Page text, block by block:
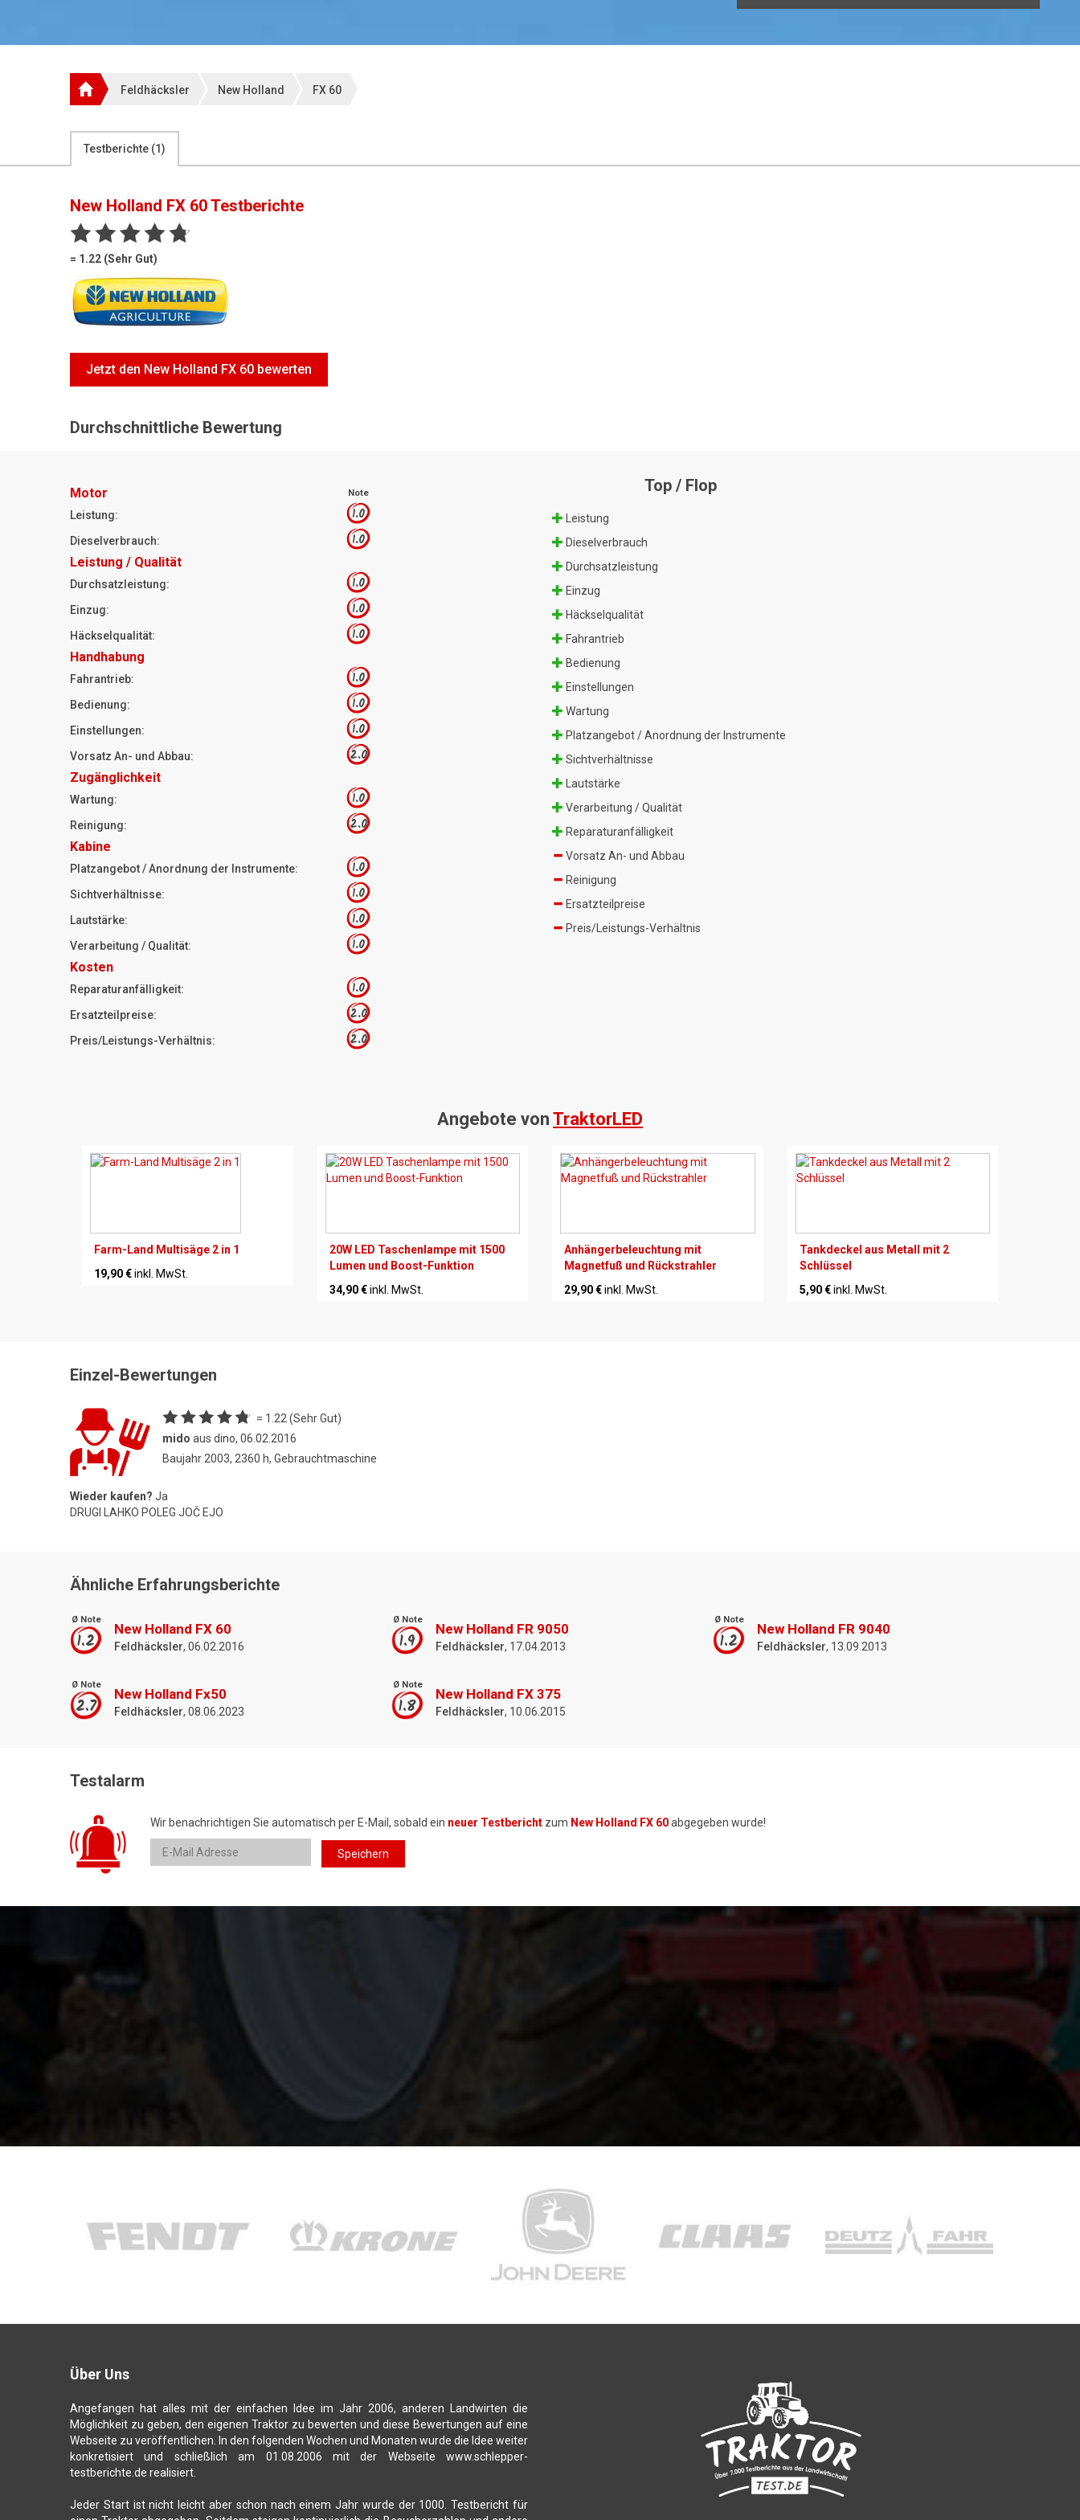
Feldhäcksler New Holland FX 60
Testberichte (1)
New Holland FX 60Testberichte
= 1.22 (Sehr Gut)
Jetzt den New Holland FX 60 bewerten
Durchschnittliche Bewertung
Motor Note
Leistung: 1.0
Dieselverbrauch: 1.0
Leistung / Qualität
Durchsatzleistung: 1.0
Einzug: 1.0
Häckselqualität: 1.0
Handhabung
Fahrantrieb: 1.0
Bedienung: 1.0
Einstellungen: 1.0
Vorsatz An- und Abbau: 2.0
Zugänglichkeit
Wartung: 1.0
Reinigung: 2.0
Kabine
Platzangebot / Anordnung der Instrumente: 1.0
Sichtverhältnisse: 1.0
Lautstärke: 1.0
Verarbeitung / Qualität: 1.0
Kosten
Reparaturanfälligkeit: 1.0
Ersatzteilpreise: 2.0
Preis/Leistungs-Verhältnis: 2.0
Top / Flop
Leistung
Dieselverbrauch
Durchsatzleistung
Einzug
Häckselqualität
Fahrantrieb
Bedienung
Einstellungen
Wartung
Platzangebot / Anordnung der Instrumente
Sichtverhältnisse
Lautstärke
Verarbeitung / Qualität
Reparaturanfälligkeit
Vorsatz An- und Abbau
Reinigung
Ersatzteilpreise
Preis/Leistungs-Verhältnis
Angebote von TraktorLED
Farm-Land Multisäge 2 in 1
19,90 €inkl. MwSt.
20W LED Taschenlampe mit 1500
Lumen und Boost-Funktion
34,90 € inkl. MwSt.
Anhängerbeleuchtung mit
Magnetfuß und Rückstrahler
29,90 €inkl. MwSt.
Tankdeckel aus Metall mit 2
Schlüssel
5,90 € inkl. MwSt.
Einzel-Bewertungen
= 1.22 (Sehr Gut)
mido aus dino, 06.02.2016
Baujahr 2003, 2360 h, Gebrauchtmaschine
Wieder kaufen? Ja
DRUGI LAHKO POLEG JOČ EJO
Ähnliche Erfahrungsberichte
Ø Note
1.2
New Holland FX 60
Feldhäcksler, 06.02.2016
Ø Note
1.9
New Holland FR 9050
Feldhäcksler, 17.04.2013
Ø Note
1.2
New Holland FR 9040
Feldhäcksler, 13.09.2013
Ø Note
2.7
New Holland Fx50
Feldhäcksler, 08.06.2023
Ø Note
1.8
New Holland FX 375
Feldhäcksler, 10.06.2015
Testalarm
Wir benachrichtigen Sie automatisch per E-Mail, sobald ein neuer Testbericht zum New Holland FX 60abgegeben wurde!
Speichern
Über Uns
Angefangen hat alles mit der einfachen Idee im Jahr 2006, anderen Landwirten die
Möglichkeit zu geben, den eigenen Traktor zu bewerten und diese Bewertungen auf eine
Webseite zu veröffentlichen. In den folgenden Wochen und Monaten wurde die Idee weiter
konkretisiert und schließlich am 01.08.2006 mit der Webseite www.schlepper-
testberichte.de realisiert.
Jeder Start ist nicht leicht aber schon nach einem Jahr wurde der 1000. Testbericht für